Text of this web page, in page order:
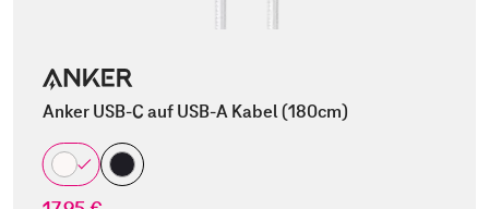
Anker USB-C auf USB-A Kabel (180cm)